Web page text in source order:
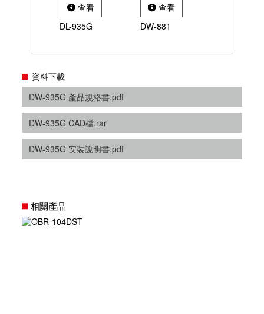
查看
DL-935G
查看
DW-881
資料下載
DW-935G 產品規格書.pdf
DW-935G CAD檔.rar
DW-935G 安裝說明書.pdf
相關產品